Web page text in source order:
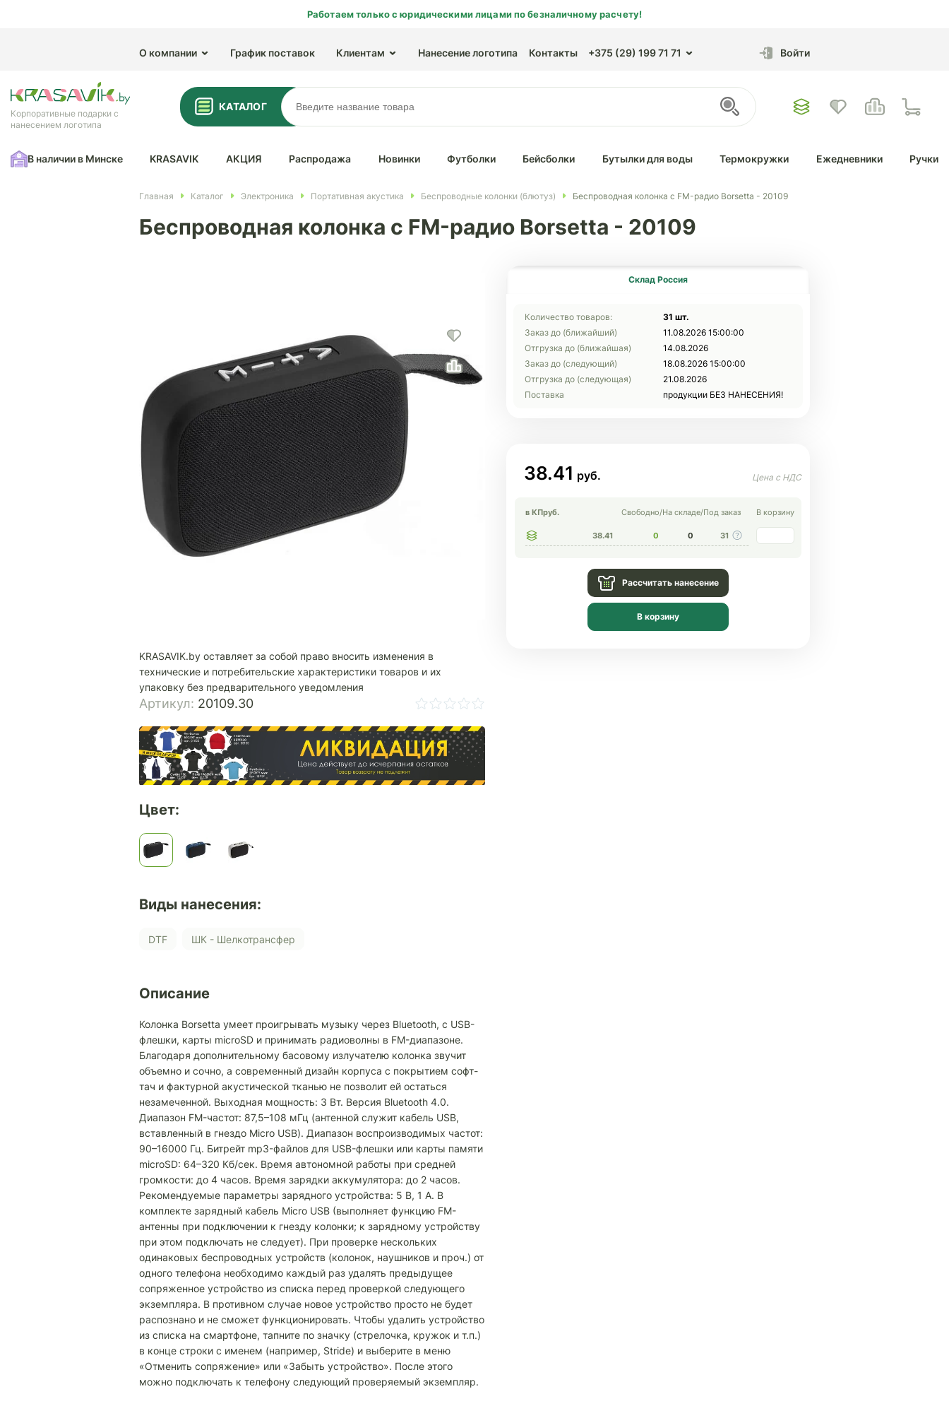
Работаем только с юридическими лицами по безналичному расчету!
О компании График поставок Клиентам Нанесение логотипа Контакты +375 (29) 199 71 71 Войти
Корпоративные подарки с
нанесением логотипа
КАТАЛОГ
В наличии в Минске KRASAVIK АКЦИЯ Распродажа Новинки Футболки Бейсболки Бутылки для воды Термокружки Ежедневники Ручки
Главная Каталог Электроника Портативная акустика Беспроводные колонки (блютуз) Беспроводная колонка с FM-радио Borsetta - 20109
Беспроводная колонка с FM-радио Borsetta - 20109
KRASAVIK.by оставляет за собой право вносить изменения в
технические и потребительские характеристики товаров и их
упаковку без предварительного уведомления
Артикул: 20109.30
Цвет:
Виды нанесения:
DTF ШК - Шелкотрансфер
Описание
Колонка Borsetta умеет проигрывать музыку через Bluetooth, с USB-
флешки, карты microSD и принимать радиоволны в FM-диапазоне.
Благодаря дополнительному басовому излучателю колонка звучит
объемно и сочно, а современный дизайн корпуса с покрытием софт-
тач и фактурной акустической тканью не позволит ей остаться
незамеченной. Выходная мощность: 3 Вт. Версия Bluetooth 4.0.
Диапазон FM-частот: 87,5–108 мГц (антенной служит кабель USB,
вставленный в гнездо Micro USB). Диапазон воспроизводимых частот:
90–16000 Гц. Битрейт mp3-файлов для USB-флешки или карты памяти
microSD: 64–320 Кб/сек. Время автономной работы при средней
громкости: до 4 часов. Время зарядки аккумулятора: до 2 часов.
Рекомендуемые параметры зарядного устройства: 5 В, 1 А. В
комплекте зарядный кабель Micro USB (выполняет функцию FM-
антенны при подключении к гнезду колонки; к зарядному устройству
при этом подключать не следует). При проверке нескольких
одинаковых беспроводных устройств (колонок, наушников и проч.) от
одного телефона необходимо каждый раз удалять предыдущее
сопряженное устройство из списка перед проверкой следующего
экземпляра. В противном случае новое устройство просто не будет
распознано и не сможет функционировать. Чтобы удалить устройство
из списка на смартфоне, тапните по значку (стрелочка, кружок и т.п.)
в конце строки с именем (например, Stride) и выберите в меню
«Отменить сопряжение» или «Забыть устройство». После этого
можно подключать к телефону следующий проверяемый экземпляр.
Склад Россия
Количество товаров:
31 шт.
Заказ до (ближайший)
11.08.2026 15:00:00
Отгрузка до (ближайшая)
14.08.2026
Заказ до (следующий)
18.08.2026 15:00:00
Отгрузка до (следующая)
21.08.2026
Поставка
продукции БЕЗ НАНЕСЕНИЯ!
38.41
в КПруб. Свободно/На складе/Под заказ В корзину
38.41 0 0 31
Рассчитать нанесение
В корзину